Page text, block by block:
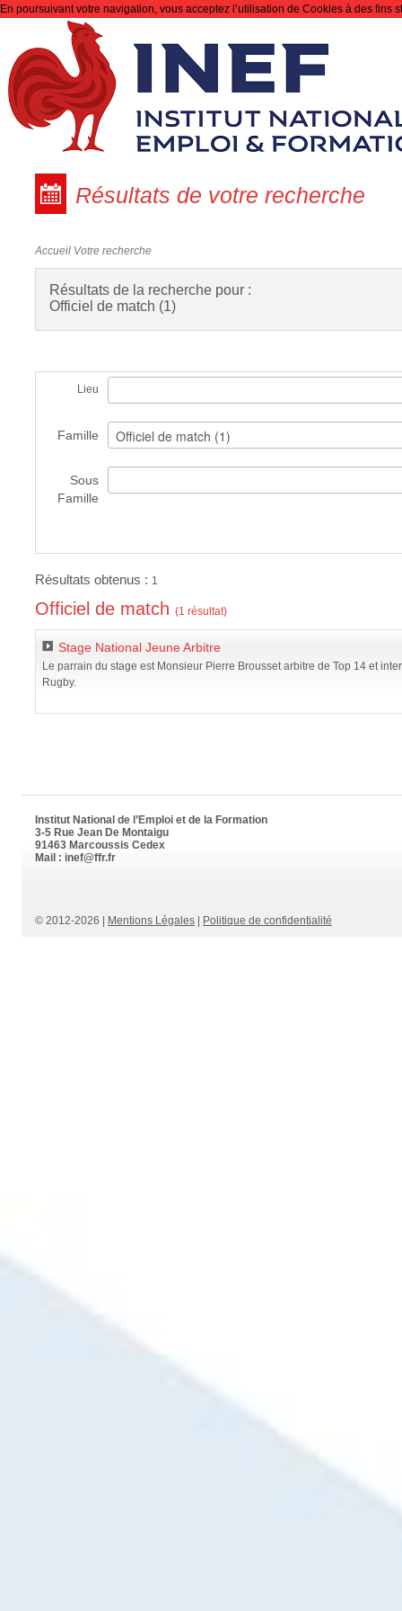
En poursuivant votre navigation, vous acceptez l’utilisation de Cookies à des fins
Résultats de votre recherche
Accueil Votre recherche
Résultats de la recherche pour :
Officiel de match (1)
Lieu
Famille
Sous
Famille
Résultats obtenus : 1
Officiel de match (1 résultat)
Stage National Jeune Arbitre
Le parrain du stage est Monsieur Pierre Brousset arbitre de Top 14 et
Rugby.
Institut National de l’Emploi et de la Formation
3-5 Rue Jean De Montaigu
91463 Marcoussis Cedex
Mail : inef@ffr.fr
© 2012-2026 Mentions Légales Politique de confidentialité